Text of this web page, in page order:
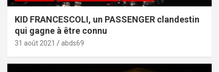
KID FRANCESCOLI, un PASSENGER clandestin
qui gagne à être connu
31 août 2021 abds69